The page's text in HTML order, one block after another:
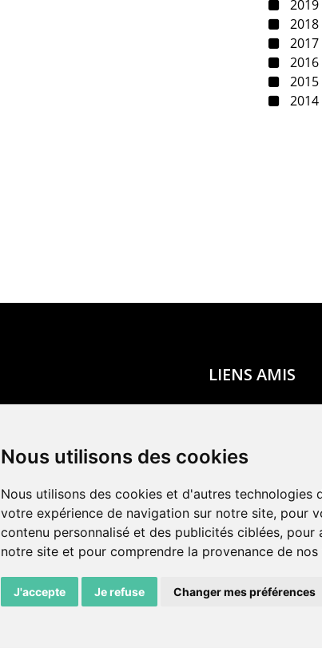
Nous utilisons des cookies
Nous utilisons des cookies et d'autres technologies
votre expérience de navigation sur notre site, pour
contenu personnalisé et des publicités ciblées, pour
notre site et pour comprendre la provenance de nos
J'accepte Je refuse Changer mes préférences
2019
2018
2017
2016
2015
2014
LIENS AMIS